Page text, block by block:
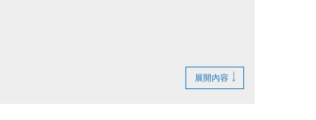
展開內容